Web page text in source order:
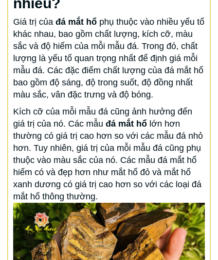
Giá trị của đá mắt hổ phụ thuộc vào nhiều yếu tố
khác nhau, bao gồm chất lượng, kích cỡ, màu
sắc và độ hiếm của mỗi mẫu đá. Trong đó, chất
lượng là yếu tố quan trọng nhất để định giá mỗi
mẫu đá. Các đặc điểm chất lượng của đá mắt hổ
bao gồm độ sáng, độ trong suốt, độ đồng nhất
màu sắc, vân đặc trưng và độ bóng.
Kích cỡ của mỗi mẫu đá cũng ảnh hưởng đến
giá trị của nó. Các mẫu đá mắt hổ lớn hơn
thường có giá trị cao hơn so với các mẫu đá nhỏ
hơn. Tuy nhiên, giá trị của mỗi mẫu đá cũng phụ
thuộc vào màu sắc của nó. Các mẫu đá mắt hổ
hiếm có và đẹp hơn như mắt hổ đỏ và mắt hổ
xanh dương có giá trị cao hơn so với các loại đá
mắt hổ thông thường.